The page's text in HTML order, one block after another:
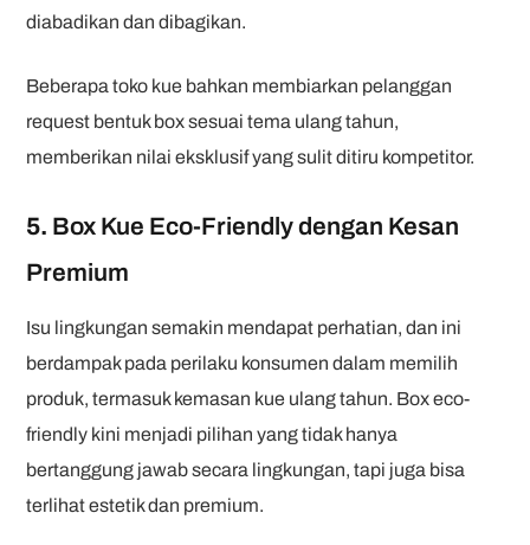
diabadikan dan dibagikan.
Beberapa toko kue bahkan membiarkan pelanggan
request bentuk box sesuai tema ulang tahun,
memberikan nilai eksklusif yang sulit ditiru kompetitor.
5. Box Kue Eco-Friendly dengan Kesan
Premium
Isu lingkungan semakin mendapat perhatian, dan ini
berdampak pada perilaku konsumen dalam memilih
produk, termasuk kemasan kue ulang tahun. Box eco-
friendly kini menjadi pilihan yang tidak hanya
bertanggung jawab secara lingkungan, tapi juga bisa
terlihat estetik dan premium.